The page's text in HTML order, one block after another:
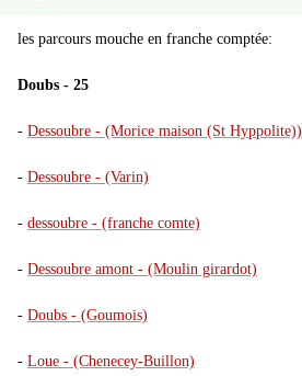
les parcours mouche en franche comptée:
Doubs - 25
- Dessoubre - (Morice maison (St Hyppolite))
- Dessoubre - (Varin)
- dessoubre - (franche comte)
- Dessoubre amont - (Moulin girardot)
- Doubs - (Goumois)
- Loue - (Chenecey-Buillon)